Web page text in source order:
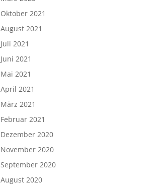
Oktober 2021
August 2021
Juli 2021
Juni 2021
Mai 2021
April 2021
März 2021
Februar 2021
Dezember 2020
November 2020
September 2020
August 2020